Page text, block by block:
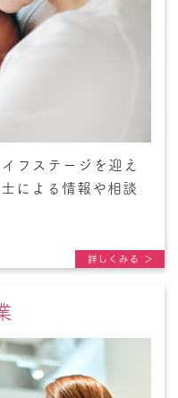
フステージを迎え
による情報や相談